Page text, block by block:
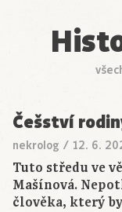
Češství
nekrolog / 12. 6.
Tuto středu ve
Mašínová.
člověka, který